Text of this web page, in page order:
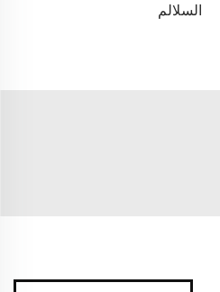
السلالم